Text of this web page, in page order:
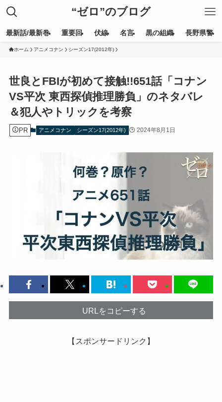
“ゼロ”のブログ
最新話/最新巻 重要回 伏線 名言 黒の組織 長野県警
ホーム アニメコナン シーズン17(2012年)
世良とFBIが初めて接触!!651話「コナン
VS平次 東西探偵推理勝負」のネタバレ
＆犯人やトリックを考察
PR アニメコナン シーズン17(2012年) 2024年8月1日
URLをコピーする
【スポンサードリンク】